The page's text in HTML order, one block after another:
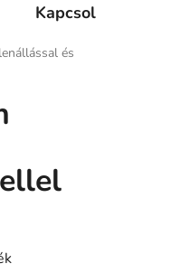
Kapcsolók
és